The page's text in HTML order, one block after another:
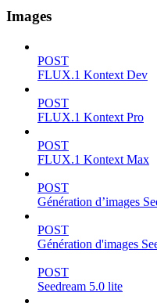
Images
POST
FLUX.1 Kontext Dev
POST
FLUX.1 Kontext Pro
POST
FLUX.1 Kontext Max
POST
Génération d’images
POST
Génération d'images
POST
Seedream 5.0 lite